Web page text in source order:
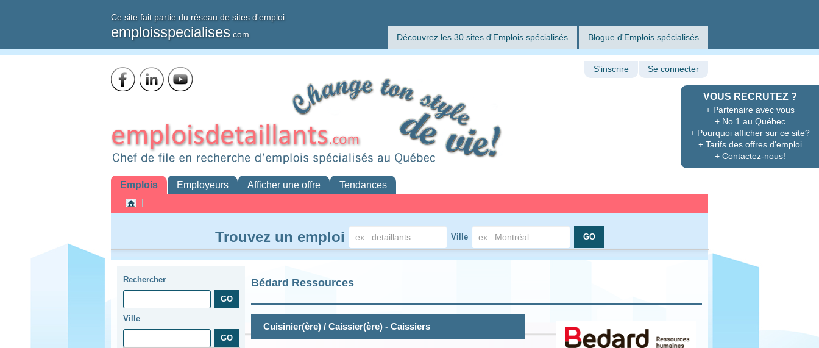
Ce site fait partie du réseau de sites d'emploi
emploisspecialises .com Découvrez les 30 sites d'Emplois spécialisés Blogue d'Emplois spécialisés
VOUS RECRUTEZ ?
+ Partenaire avec vous
+ No 1 au Québec
+ Pourquoi afficher sur ce site?
+ Tarifs des offres d'emploi
+ Contactez-nous!
S'inscrire Se connecter
Emplois Employeurs Afficher une offre Tendances
Trouvez un emploi Ville
Rechercher
Ville
Bédard Ressources
Cuisinier(ère) / Caissier(ère) - Caissiers